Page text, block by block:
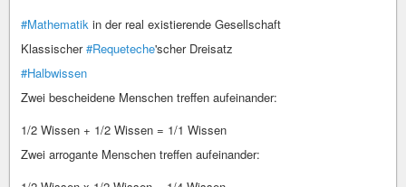
#Mathematik in der real existierende Gesellschaft
Klassischer#Requeteche'scher Dreisatz
#Halbwissen
Zwei bescheidene Menschen treffen aufeinander:
1/2 Wissen + 1/2 Wissen = 1/1 Wissen
Zwei arrogante Menschen treffen aufeinander: